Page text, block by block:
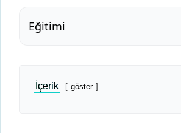
Eğitimi
İçerik göster